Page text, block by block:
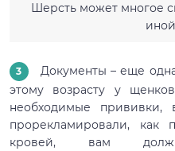
Шерсть может многое
Документы – еще
этому возрасту у
необходимые прививки,
прорекламировали, как
кровей, вам